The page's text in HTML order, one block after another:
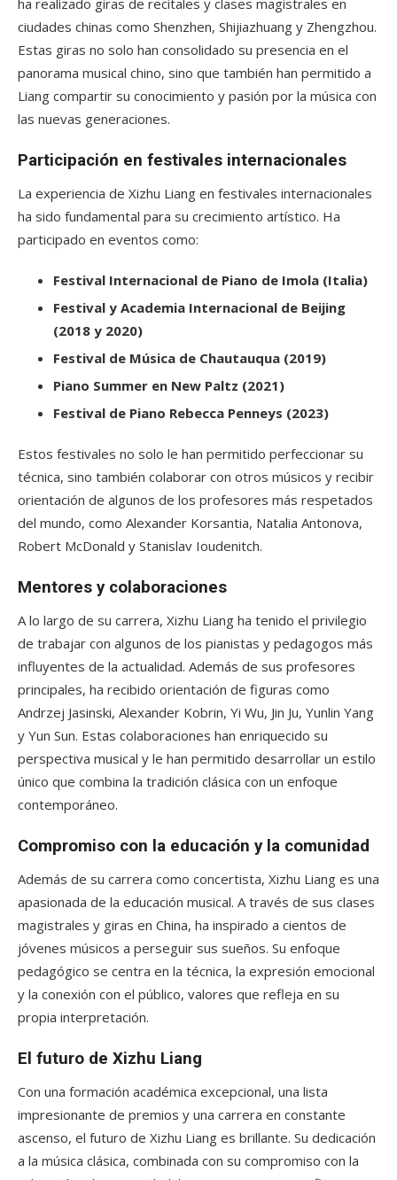
ciudades chinas como Shenzhen, Shijiazhuang y Zhengzhou.
Estas giras no solo han consolidado su presencia en el
panorama musical chino, sino que también han permitido a
Liang compartir su conocimiento y pasión por la música con
las nuevas generaciones.
Participación en festivales internacionales
La experiencia de Xizhu Liang en festivales internacionales
ha sido fundamental para su crecimiento artístico. Ha
participado en eventos como:
Festival Internacional de Piano de Imola (Italia)
Festival y Academia Internacional de Beijing
(2018 y 2020)
Festival de Música de Chautauqua (2019)
Piano Summer en New Paltz (2021)
Festival de Piano Rebecca Penneys (2023)
Estos festivales no solo le han permitido perfeccionar su
técnica, sino también colaborar con otros músicos y recibir
orientación de algunos de los profesores más respetados
del mundo, como Alexander Korsantia, Natalia Antonova,
Robert McDonald y Stanislav Ioudenitch.
Mentores y colaboraciones
A lo largo de su carrera, Xizhu Liang ha tenido el privilegio
de trabajar con algunos de los pianistas y pedagogos más
influyentes de la actualidad. Además de sus profesores
principales, ha recibido orientación de figuras como
Andrzej Jasinski, Alexander Kobrin, Yi Wu, Jin Ju, Yunlin Yang
y Yun Sun. Estas colaboraciones han enriquecido su
perspectiva musical y le han permitido desarrollar un estilo
único que combina la tradición clásica con un enfoque
contemporáneo.
Compromiso con la educación y la comunidad
Además de su carrera como concertista, Xizhu Liang es una
apasionada de la educación musical. A través de sus clases
magistrales y giras en China, ha inspirado a cientos de
jóvenes músicos a perseguir sus sueños. Su enfoque
pedagógico se centra en la técnica, la expresión emocional
y la conexión con el público, valores que refleja en su
propia interpretación.
El futuro de Xizhu Liang
Con una formación académica excepcional, una lista
impresionante de premios y una carrera en constante
ascenso, el futuro de Xizhu Liang es brillante. Su dedicación
a la música clásica, combinada con su compromiso con la